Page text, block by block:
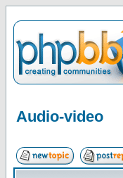
Audio-video